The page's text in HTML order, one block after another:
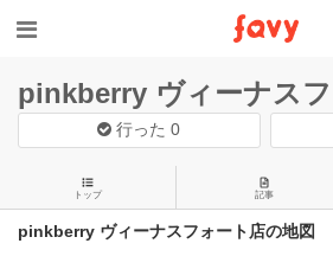
pinkberry ヴィーナス
行った0
トップ 記事
pinkberry ヴィーナスフォート店の地図